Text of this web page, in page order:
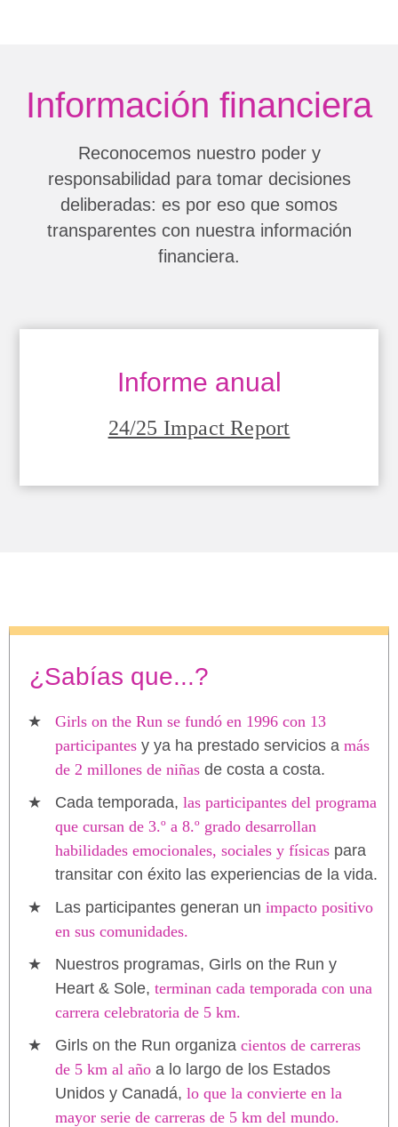
Información financiera
Reconocemos nuestro poder y
responsabilidad para tomar decisiones
deliberadas: es por eso que somos
transparentes con nuestra información
financiera.
Informe anual
24/25 Impact Report
¿Sabías que...?
Girls on the Run se fundó en 1996 con 13
participantes y ya ha prestado servicios a más
de 2 millones de niñas de costa a costa.
Cada temporada, las participantes del programa
que cursan de 3.º a 8.º grado desarrollan
habilidades emocionales, sociales y físicas para
transitar con éxito las experiencias de la vida.
Las participantes generan un impacto positivo
en sus comunidades.
Nuestros programas, Girls on the Run y
Heart & Sole, terminan cada temporada con una
carrera celebratoria de 5 km.
Girls on the Run organiza cientos de carreras
de 5 km al año a lo largo de los Estados
Unidos y Canadá, lo que la convierte en la
mayor serie de carreras de 5 km del mundo.